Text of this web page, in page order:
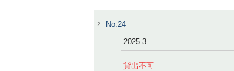
2
No.24
2025.3
貸出不可